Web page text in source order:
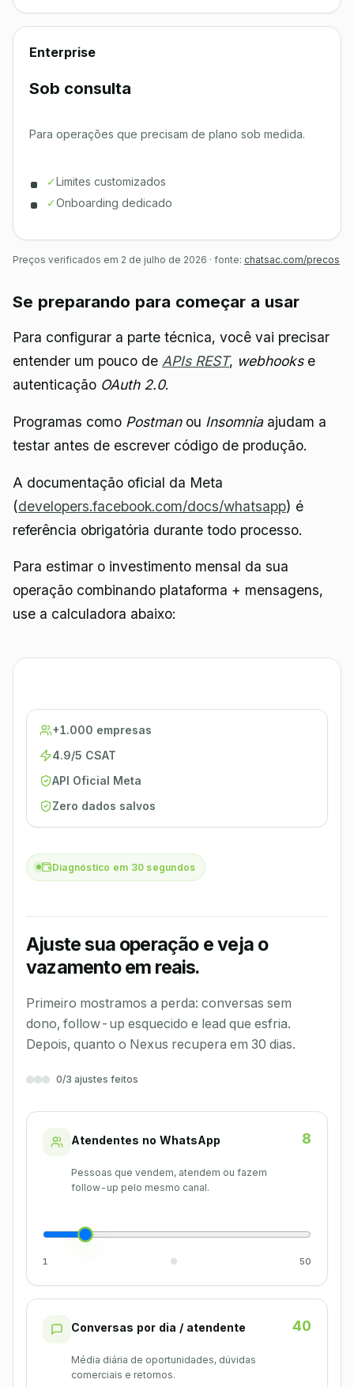
Enterprise
Sob consulta
Para operações que precisam de plano sob medida.
✓Limites customizados
✓Onboarding dedicado
Preços verificados em 2 de julho de 2026 · fonte: chatsac.com/precos
Se preparando para começar a usar
Para configurar a parte técnica, você vai precisar
entender um pouco de APIs REST, webhookse
autenticação OAuth 2.0.
Programas como Postmanou Insomniaajudam a
testar antes de escrever código de produção.
A documentação oficial da Meta
(developers.facebook.com/docs/whatsapp) é
referência obrigatória durante todo processo.
Para estimar o investimento mensal da sua
operação combinando plataforma + mensagens,
use a calculadora abaixo:
+1.000 empresas
4.9/5 CSAT
API Oficial Meta
Zero dados salvos
Diagnóstico em 30 segundos
Ajuste sua operação e veja o
vazamento em reais.
Primeiro mostramos a perda: conversas sem
dono, follow-up esquecido e lead que esfria.
Depois, quanto o Nexus recupera em 30 dias.
0/3 ajustes feitos
Atendentes no WhatsApp
Pessoas que vendem, atendem ou fazem
follow-up pelo mesmo canal.
8
1 50
Conversas por dia / atendente
Média diária de oportunidades, dúvidas
comerciais e retornos.
40